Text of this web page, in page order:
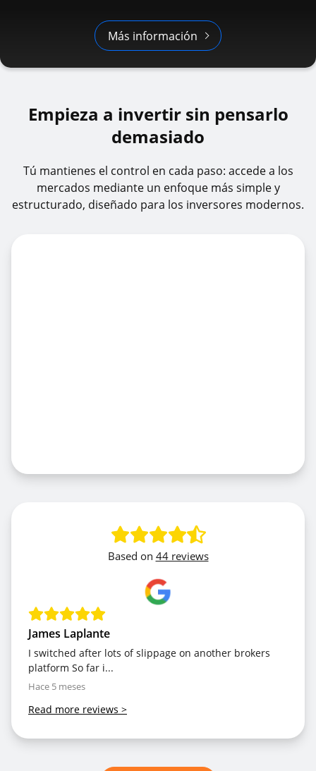
Más información
Empieza a invertir sin pensarlo
demasiado
Tú mantienes el control en cada paso: accede a los
mercados mediante un enfoque más simple y
estructurado, diseñado para los inversores modernos.
Based on 44 reviews
James Laplante
I switched after lots of slippage on another brokers
platform So far i...
Hace 5 meses
Read more reviews >